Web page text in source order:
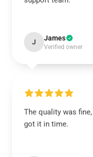
J James
Verified owner
The quality was
got it in time.